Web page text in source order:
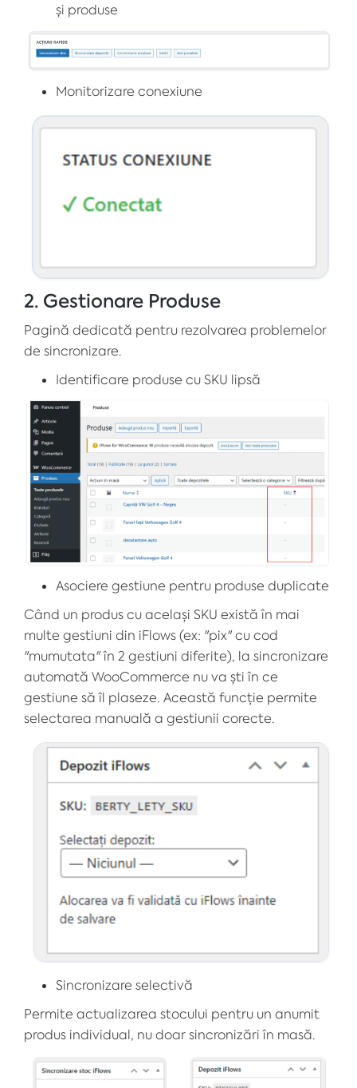
și produse
Monitorizare conexiune
2. Gestionare Produse
Pagină dedicată pentru rezolvarea problemelor
de sincronizare.
Identificare produse cu SKU lipsă
Asociere gestiune pentru produse duplicate
Când un produs cu același SKU există în mai
multe gestiuni din iFlows (ex: "pix" cu cod
"mumutata" în 2 gestiuni diferite), la sincronizare
automată WooCommerce nu va ști în ce
gestiune să îl plaseze. Această funcție permite
selectarea manuală a gestiunii corecte.
Sincronizare selectivă
Permite actualizarea stocului pentru un anumit
produs individual, nu doar sincronizări în masă.